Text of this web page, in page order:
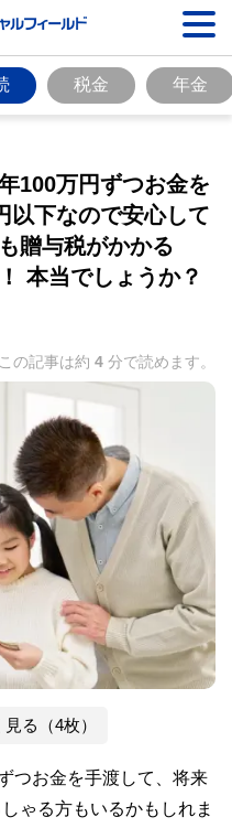
税金 年金
100万円ずつお金を
以下なので安心して
贈与税がかかる
本当でしょうか？
この記事は約 4 分で読めます。
る（4枚）
つお金を手渡して、将来
ゃる方もいるかもしれま